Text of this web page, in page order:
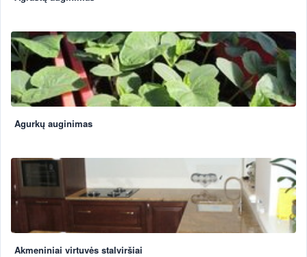
Agurkų auginimas
Akmeniniai virtuvės stalviršiai